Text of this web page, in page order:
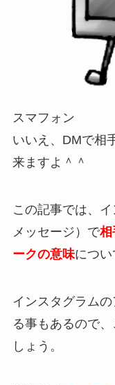
スマフォン
いいえ、DMで相
来ますよ＾＾
この記事では、
メッセージ）で相
ークの意味につい
インスタグラム
る事もあるので
しょう。